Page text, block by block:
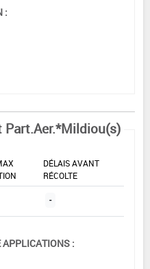
:
Part.Aer.*Mildiou(s)
DÉLAIS AVANT
RÉCOLTE
-
: